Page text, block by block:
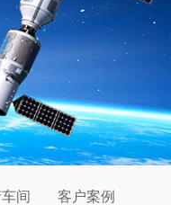
间 客户案例